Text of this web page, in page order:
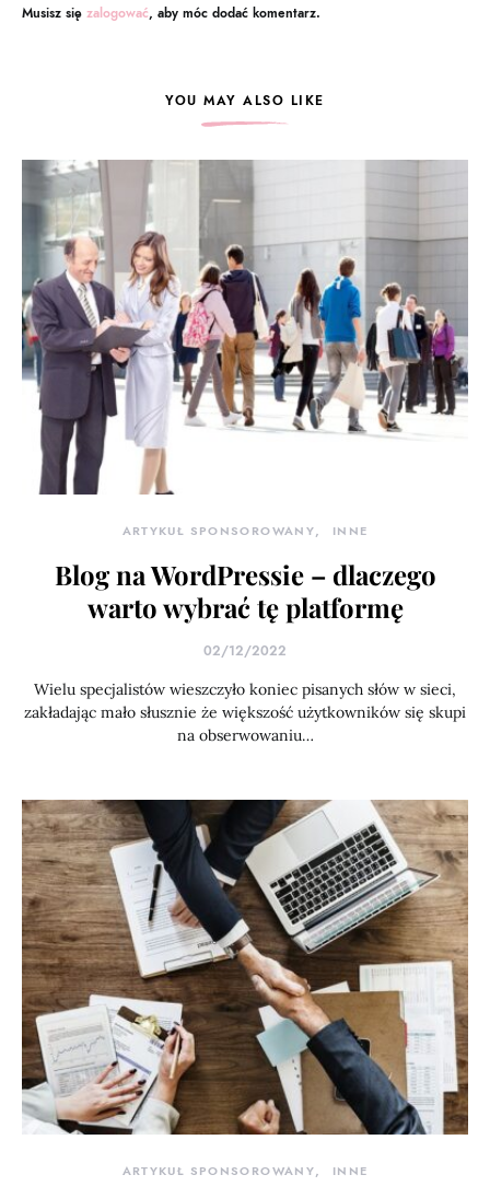
Musisz się zalogować, aby móc dodać komentarz.
YOU MAY ALSO LIKE
ARTYKUŁ SPONSOROWANY INNE
Blog na WordPressie – dlaczego
warto wybrać tę platformę
02/12/2022
Wielu specjalistów wieszczyło koniec pisanych słów w sieci,
zakładając mało słusznie że większość użytkowników się skupi
na obserwowaniu…
ARTYKUŁ SPONSOROWANY INNE